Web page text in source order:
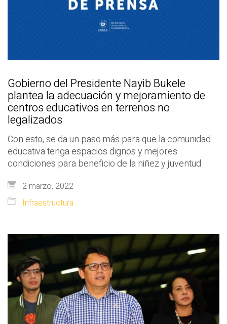
Gobierno del Presidente Nayib Bukele
plantea la adecuación y mejoramiento de
centros educativos en terrenos no
legalizados
Con esto, se da un paso más para que la comunidad
educativa tenga espacios dignos y mejores
condiciones para beneficio de la niñez y juventud
2 marzo, 2022
Infraestructura